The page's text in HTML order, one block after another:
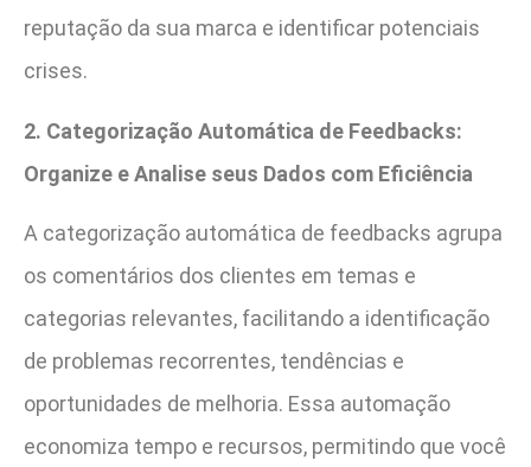
reputação da sua marca e identificar potenciais
crises.
2. Categorização Automática de Feedbacks:
Organize e Analise seus Dados com Eficiência
A categorização automática de feedbacks agrupa
os comentários dos clientes em temas e
categorias relevantes, facilitando a identificação
de problemas recorrentes, tendências e
oportunidades de melhoria. Essa automação
economiza tempo e recursos, permitindo que você